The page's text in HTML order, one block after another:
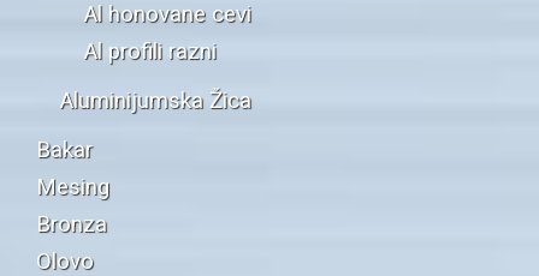
Al honovane cevi
Al profili razni
Aluminijumska Žica
Bakar
Mesing
Bronza
Olovo